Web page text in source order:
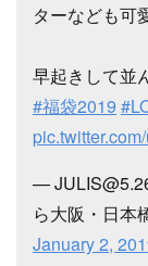
ターなども可
早起きして並
#福袋2019
—
ら大阪・日本
January 2,